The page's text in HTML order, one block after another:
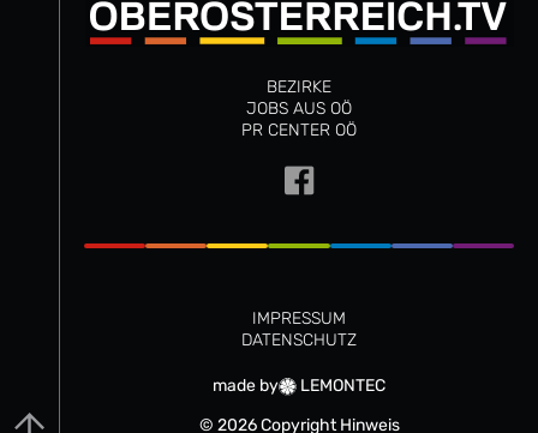
BEZIRKE
JOBS AUS OÖ
PR CENTER OÖ
© 2026 Copyright Hinweis
made by LEMONTEC
IMPRESSUM
DATENSCHUTZ